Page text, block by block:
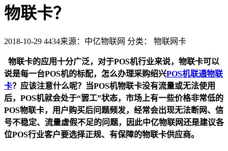
物联卡？
2018-10-29 4434来源：中亿物联网 分类： 物联网卡
物联卡的应用十分广泛，对于POS机行业来说，物联卡可以
说是每一台POS机的标配，怎么办理采购绍兴POS机联通物联
卡？应该注意什么呢？当POS机物联卡没有流量或无法使用
后，POS机就会处于“罢工”状态，市场上有一些价格非常低的
POS物联卡，用户购买后问题频发，经常会出现无法断网、信
号不稳定、流量虚假不足的问题，因此中亿物联网还是建议各
位POS行业客户要选择正规、有保障的物联卡供应商。